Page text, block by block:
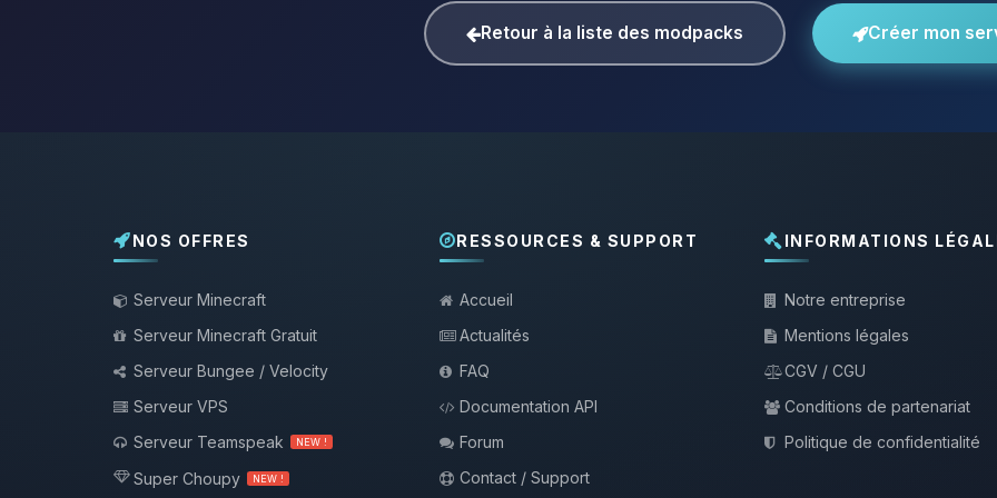
Retour à la liste des modpacks Créer mon
NOS OFFRES
Serveur Minecraft
Serveur Minecraft Gratuit
Serveur Bungee / Velocity
Serveur VPS
Serveur Teamspeak
NEW !
Super Choupy NEW !
RESSOURCES & SUPPORT
Accueil
Actualités
FAQ
Documentation API
Forum
Contact / Support
INFORMATIONS
Notre entreprise
Mentions légales
CGV / CGU
Conditions de partenariat
Politique de confidentialité